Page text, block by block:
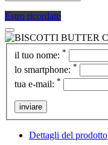
Estro ricordato
il tuo nome: *
lo smartphone: *
tua e-mail: *
inviare
Dettagli del prodotto